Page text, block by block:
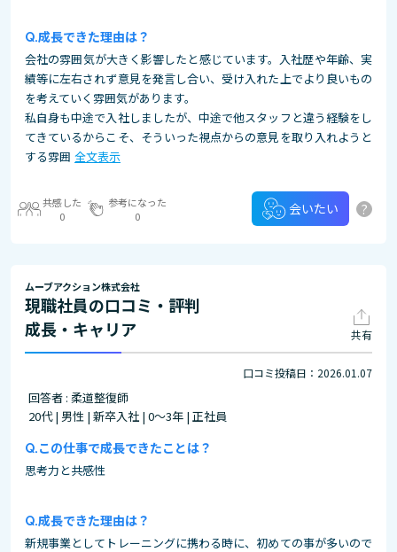
成長できた理由は？
会社の雰囲気が大きく影響したと感じています。入社歴や年齢、実
績等に左右されず意見を発言し合い、受け入れた上でより良いもの
を考えていく雰囲気があります。
私自身も中途で入社しましたが、中途で他スタッフと違う経験をし
てきているからこそ、そういった視点からの意見を取り入れようと
する雰囲 全文表示
共感した
0
参考になった
0
会いたい ?
ムーブアクション株式会社
現職社員の口コミ・評判
成長・キャリア
共有
口コミ投稿日：2026.01.07
回答者 : 柔道整復師
20代 | 男性 | 新卒入社 | 0～3年 | 正社員
この仕事で成長できたことは？
思考力と共感性
成長できた理由は？
新規事業としてトレーニングに携わる時に、初めての事が多いので